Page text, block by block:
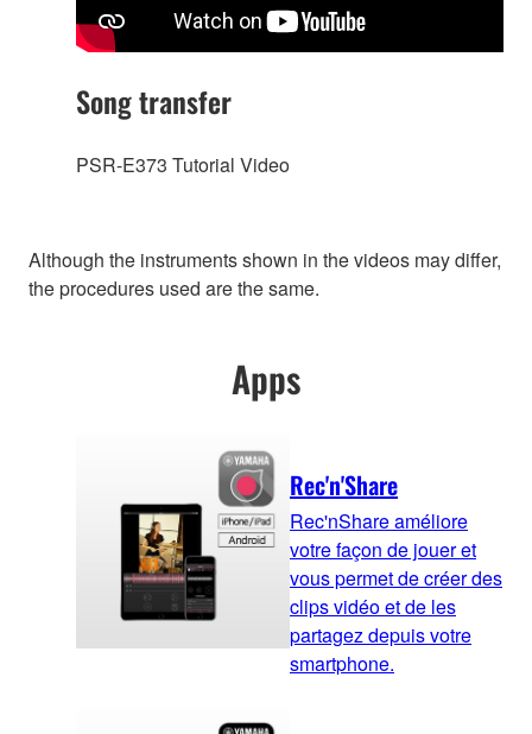
Song transfer
PSR-E373 Tutorial Video
Although the instruments shown in the videos may differ,
the procedures used are the same.
Apps
Rec'n'Share
Rec'nShare améliore
votre façon de jouer et
vous permet de créer des
clips vidéo et de les
partagez depuis votre
smartphone.